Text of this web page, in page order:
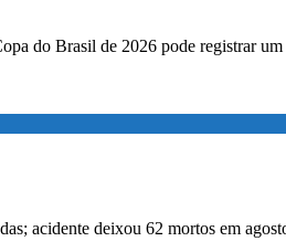
do Brasil de 2026 pode registrar um
acidente deixou 62 mortos em